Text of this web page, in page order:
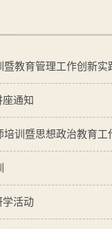
教育管理工作创新实
通知
训暨思想政治教育工
学活动